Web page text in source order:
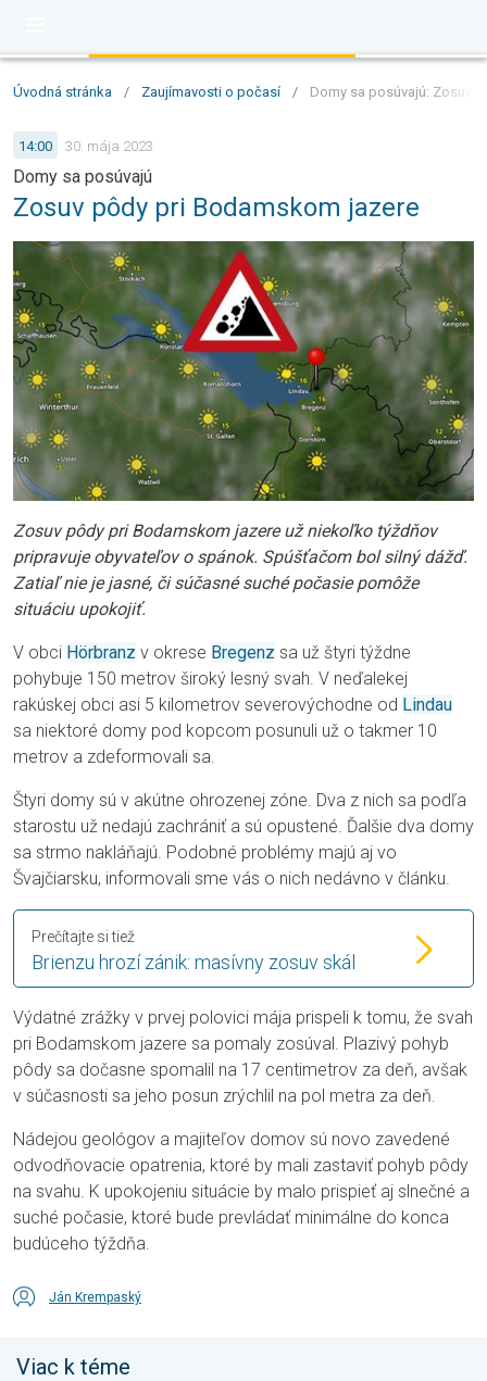
Úvodná stránka / Zaujímavosti o počasí / Domy sa posúvajú: Zosuv
14:00 30. mája 2023
Domy sa posúvajú
Zosuv pôdy pri Bodamskom jazere
Zosuv pôdy pri Bodamskom jazere už niekoľko týždňov
pripravuje obyvateľov o spánok. Spúšťačom bol silný dážď.
Zatiaľ nie je jasné, či súčasné suché počasie pomôže
situáciu upokojiť.
V obci Hörbranz v okrese Bregenz sa už štyri týždne
pohybuje 150 metrov široký lesný svah. V neďalekej
rakúskej obci asi 5 kilometrov severovýchodne od Lindau
sa niektoré domy pod kopcom posunuli už o takmer 10
metrov a zdeformovali sa.
Štyri domy sú v akútne ohrozenej zóne. Dva z nich sa podľa
starostu už nedajú zachrániť a sú opustené. Ďalšie dva domy
sa strmo nakláňajú. Podobné problémy majú aj vo
Švajčiarsku, informovali sme vás o nich nedávno v článku.
Brienzu hrozí zánik: masívny zosuv skál
Prečítajte si tiež
Výdatné zrážky v prvej polovici mája prispeli k tomu, že svah
pri Bodamskom jazere sa pomaly zosúval. Plazivý pohyb
pôdy sa dočasne spomalil na 17 centimetrov za deň, avšak
v súčasnosti sa jeho posun zrýchlil na pol metra za deň.
Nádejou geológov a majiteľov domov sú novo zavedené
odvodňovacie opatrenia, ktoré by mali zastaviť pohyb pôdy
na svahu. K upokojeniu situácie by malo prispieť aj slnečné a
suché počasie, ktoré bude prevládať minimálne do konca
budúceho týždňa.
Ján Krempaský
Viac k téme